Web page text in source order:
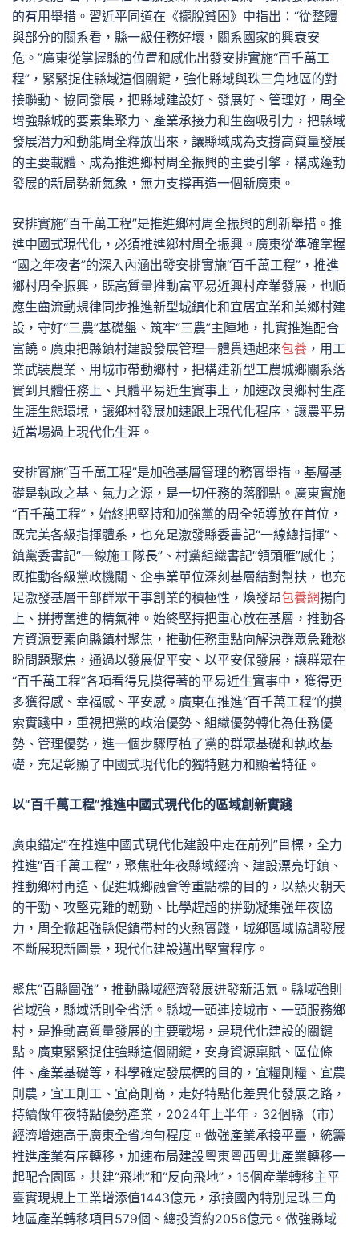
的有用舉措。習近平同道在《擺脫貧困》中指出：“從整體
與部分的關系看，縣一級任務好壞，關系國家的興衰安
危。”廣東從掌握縣的位置和感化出發安排實施“百千萬工
程”，緊緊捉住縣域這個關鍵，強化縣域與珠三角地區的對
接聯動、協同發展，把縣域建設好、發展好、管理好，周全
增強縣城的要素集聚力、產業承接力和生齒吸引力，把縣域
發展潛力和動能周全釋放出來，讓縣域成為支撐高質量發展
的主要載體、成為推進鄉村周全振興的主要引擎，構成蓬勃
發展的新局勢新氣象，無力支撐再造一個新廣東。
安排實施“百千萬工程”是推進鄉村周全振興的創新舉措。推
進中國式現代化，必須推進鄉村周全振興。廣東從準確掌握
“國之年夜者”的深入內涵出發安排實施“百千萬工程”，推進
鄉村周全振興，既高質量推動富平易近興村產業發展，也順
應生齒流動規律同步推進新型城鎮化和宜居宜業和美鄉村建
設，守好“三農”基礎盤、筑牢“三農”主陣地，扎實推進配合
富饒。廣東把縣鎮村建設發展管理一體貫通起來包養 ，用工
業武裝農業、用城市帶動鄉村，把構建新型工農城鄉關系落
實到具體任務上、具體平易近生實事上，加速改良鄉村生產
生涯生態環境，讓鄉村發展加速跟上現代化程序，讓農平易
近當場過上現代化生涯。
安排實施“百千萬工程”是加強基層管理的務實舉措。基層基
礎是執政之基、氣力之源，是一切任務的落腳點。廣東實施
“百千萬工程”，始終把堅持和加強黨的周全領導放在首位，
既完美各級指揮體系，也充足激發縣委書記“一線總指揮”、
鎮黨委書記“一線施工隊長”、村黨組織書記“領頭雁”感化；
既推動各級黨政機關、企事業單位深刻基層結對幫扶，也充
足激發基層干部群眾干事創業的積極性，煥發昂包養網揚向
上、拼搏奮進的精氣神。始終堅持把重心放在基層，推動各
方資源要素向縣鎮村聚焦，推動任務重點向解決群眾急難愁
盼問題聚焦，通過以發展促平安、以平安保發展，讓群眾在
“百千萬工程”各項看得見摸得著的平易近生實事中，獲得更
多獲得感、幸福感、平安感。廣東在推進“百千萬工程”的摸
索實踐中，重視把黨的政治優勢、組織優勢轉化為任務優
勢、管理優勢，進一個步驟厚植了黨的群眾基礎和執政基
礎，充足彰顯了中國式現代化的獨特魅力和顯著特征。
以“百千萬工程”推進中國式現代化的區域創新實踐
廣東錨定“在推進中國式現代化建設中走在前列”目標，全力
推進“百千萬工程”，聚焦壯年夜縣域經濟、建設漂亮圩鎮、
推動鄉村再造、促進城鄉融會等重點標的目的，以熱火朝天
的干勁、攻堅克難的韌勁、比學趕超的拼勁凝集強年夜協
力，周全掀起強縣促鎮帶村的火熱實踐，城鄉區域協調發展
不斷展現新圖景，現代化建設邁出堅實程序。
聚焦“百縣圖強”，推動縣域經濟發展迸發新活氣。縣域強則
省域強，縣域活則全省活。縣域一頭連接城市、一頭服務鄉
村，是推動高質量發展的主要戰場，是現代化建設的關鍵
點。廣東緊緊捉住強縣這個關鍵，安身資源稟賦、區位條
件、產業基礎等，科學確定發展標的目的，宜糧則糧、宜農
則農，宜工則工、宜商則商，走好特點化差異化發展之路，
持續做年夜特點優勢產業，2024年上半年，32個縣（市）
經濟增速高于廣東全省均勻程度。做強產業承接平臺，統籌
推進產業有序轉移，加速布局建設粵東粵西粵北產業轉移一
起配合園區，共建“飛地”和“反向飛地”，15個產業轉移主平
臺實現規上工業增添值1443億元，承接國內特別是珠三角
地區產業轉移項目579個、總投資約2056億元。做強縣域